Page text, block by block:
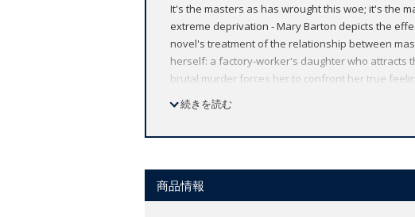
It's the masters as has wrought this woe; it's the
extreme deprivation - Mary Barton depicts the
novel's treatment of the relationship between
herself: a factory-worker's daughter who attracts
brutal murder forces her to confront her true
last edition of the novel supervised by Elizabeth
続きを読む
商品情報